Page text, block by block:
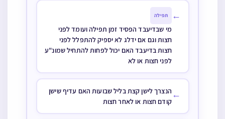
← תפילה
מי שבדיעבד הפסיד זמן תפילה ועומד לפני
חצות וגם אם ידלג לא יספיק להתפלל לפני
חצות בדיעבד האם יכול לפחות להתחיל שמונ"ע
לפני חצות או לא
← הנצרך לישן קצת בליל שבועות האם עדיף שישן
קודם חצות או לאחר חצות